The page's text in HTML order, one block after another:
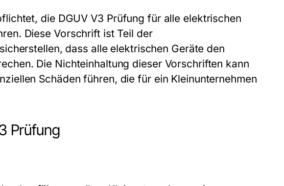
die DGUV V3 Prüfung für alle elektrischen
Diese Vorschrift ist Teil der
dass alle elektrischen Geräte den
Die Nichteinhaltung dieser Vorschriften kann
Schäden führen, die für ein Kleinunternehmen
Prüfung